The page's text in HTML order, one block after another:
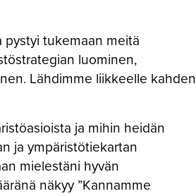
tukemaan meitä
luominen,
Lähdimme liikkeelle kahden
ja mihin heidän
ja ympäristötiekartan
mielestäni hyvän
näkyy ”Kannamme